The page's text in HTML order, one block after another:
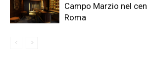
Campo Marzio nel
Roma